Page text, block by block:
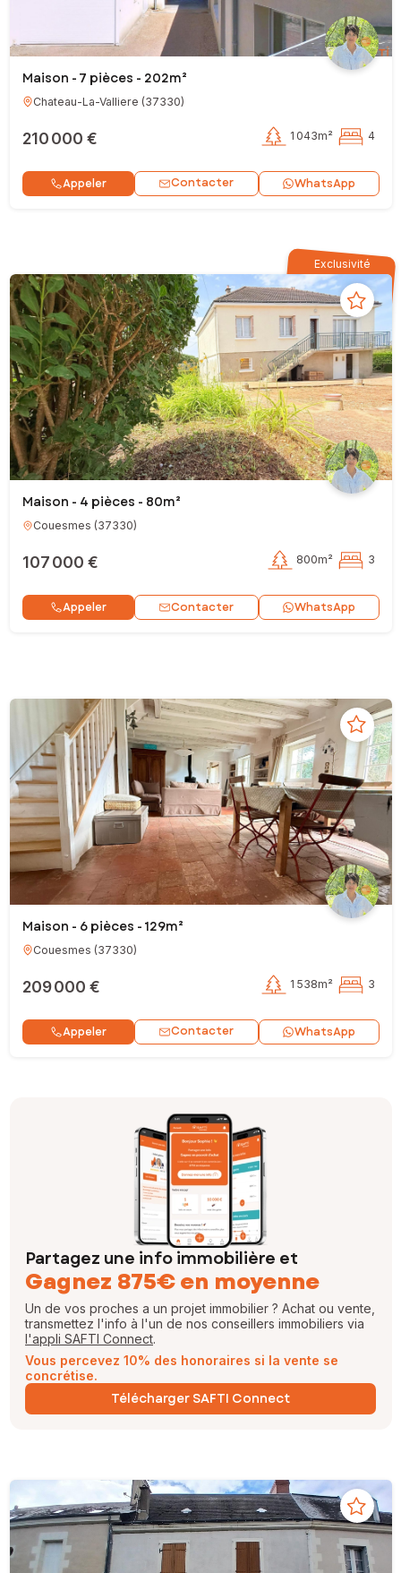
Maison - 7 pièces - 202m²
Chateau-La-Valliere (37330)
210 000 € 1 043m² 4
Appeler Contacter WhatsApp
Exclusivité
Maison - 4 pièces - 80m²
Couesmes (37330)
107 000 € 800m² 3
Appeler Contacter WhatsApp
Maison - 6 pièces - 129m²
Couesmes (37330)
209 000 € 1 538m² 3
Appeler Contacter WhatsApp
Partagez une info immobilière et
Gagnez 875€ en moyenne
Un de vos proches a un projet immobilier ? Achat ou vente,
transmettez l'info à l'un de nos conseillers immobiliers via
l'appli SAFTI Connect.
Vous percevez 10% des honoraires si la vente se
concrétise.
Télécharger SAFTI Connect